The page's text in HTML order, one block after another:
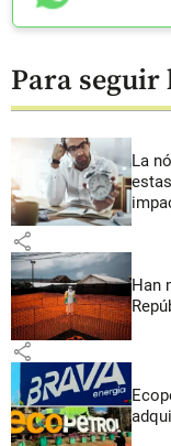
Para seguir
La
share
Han
share